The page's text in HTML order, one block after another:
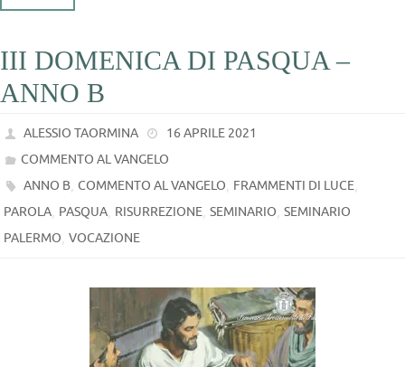
III DOMENICA DI PASQUA –
ANNO B
ALESSIO TAORMINA
16 APRILE 2021
COMMENTO AL VANGELO
ANNO B,COMMENTO AL VANGELO, FRAMMENTI DI LUCE,
PAROLA, PASQUA, RISURREZIONE, SEMINARIO, SEMINARIO
PALERMO, VOCAZIONE